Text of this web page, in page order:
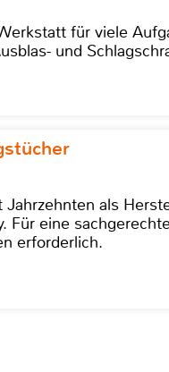
für viele
und
als
Für eine
erforderlich.